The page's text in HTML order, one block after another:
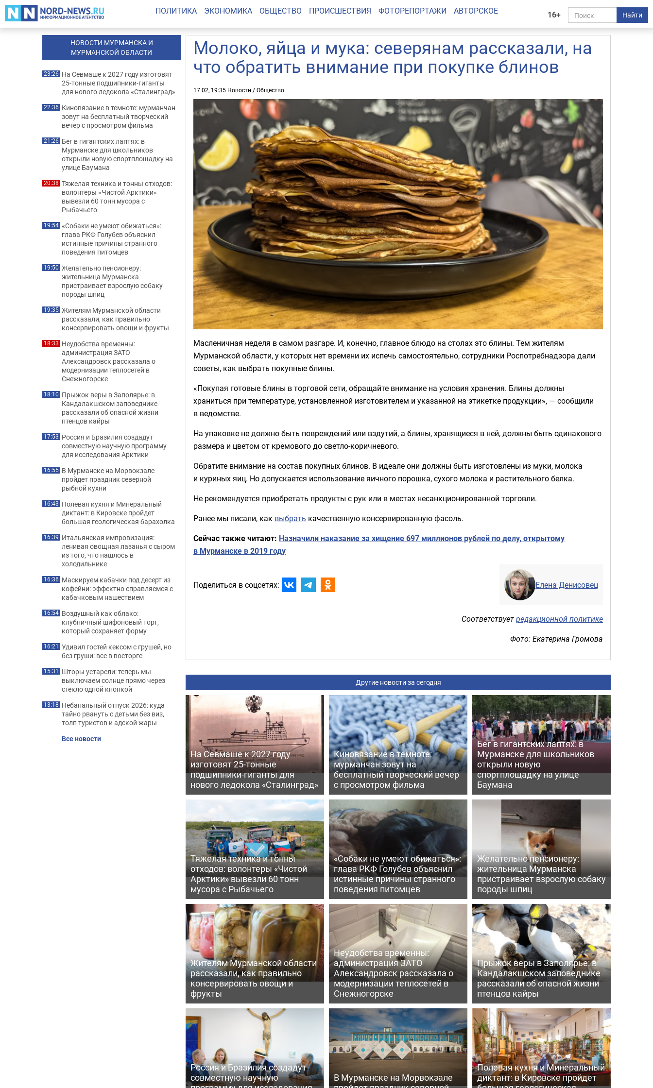
16+ Найти
ПОЛИТИКА ЭКОНОМИКА ОБЩЕСТВО ПРОИСШЕСТВИЯ ФОТОРЕПОРТАЖИ АВТОРСКОЕ
Молоко, яйца и мука: северянам рассказали, на
что обратить внимание при покупке блинов
17.02, 19:35 Новости /Общество
Масленичная неделя в самом разгаре. И, конечно, главное блюдо на столах это блины. Тем жителям
Мурманской области, у которых нет времени их испечь самостоятельно, сотрудники Роспотребнадзора дали
советы, как выбрать покупные блины.
«Покупая готовые блины в торговой сети, обращайте внимание на условия хранения. Блины должны
храниться при температуре, установленной изготовителем и указанной на этикетке продукции», — сообщили
в ведомстве.
На упаковке не должно быть повреждений или вздутий, а блины, хранящиеся в ней, должны быть одинакового
размера и цветом от кремового до светло-коричневого.
Обратите внимание на состав покупных блинов. В идеале они должны быть изготовлены из муки, молока
и куриных яиц. Но допускается использование яичного порошка, сухого молока и растительного белка.
Не рекомендуется приобретать продукты с рук или в местах несанкционированной торговли.
Ранее мы писали, как выбрать качественную консервированную фасоль.
Сейчас также читают: Назначили наказание за хищение 697 миллионов рублей по делу, открытому
в Мурманске в 2019 году
Поделиться в соцсетях: Елена Денисовец
Соответствуетредакционной политике
Фото: Екатерина Громова
Другие новости за сегодня
На Севмаше к 2027 году
изготовят 25-тонные
подшипники-гиганты для
нового ледокола «Сталинград»
Киновязание в темноте:
мурманчан зовут на
бесплатный творческий вечер
с просмотром фильма
Бег в гигантских лаптях: в
Мурманске для школьников
открыли новую
спортплощадку на улице
Баумана
Тяжелая техника и тонны
отходов: волонтеры «Чистой
Арктики» вывезли 60 тонн
мусора с Рыбачьего
«Собаки не умеют обижаться»:
глава РКФ Голубев объяснил
истинные причины странного
поведения питомцев
Желательно пенсионеру:
жительница Мурманска
пристраивает взрослую собаку
породы шпиц
Жителям Мурманской области
рассказали, как правильно
консервировать овощи и
фрукты
Неудобства временны:
администрация ЗАТО
Александровск рассказала о
модернизации теплосетей в
Снежногорске
Прыжок веры в Заполярье: в
Кандалакшском заповеднике
рассказали об опасной жизни
птенцов кайры
Россия и Бразилия создадут
совместную научную
В Мурманске на Морвокзале
Полевая кухня и Минеральный
диктант: в Кировске пройдет
НОВОСТИ МУРМАНСКА И
МУРМАНСКОЙ ОБЛАСТИ
23:26 На Севмаше к 2027 году изготовят
25-тонные подшипники-гиганты
для нового ледокола «Сталинград»
22:36 Киновязание в темноте: мурманчан
зовут на бесплатный творческий
вечер с просмотром фильма
21:26 Бег в гигантских лаптях: в
Мурманске для школьников
открыли новую спортплощадку на
улице Баумана
20:38 Тяжелая техника и тонны отходов:
волонтеры «Чистой Арктики»
вывезли 60 тонн мусора с
Рыбачьего
19:54 «Собаки не умеют обижаться»:
глава РКФ Голубев объяснил
истинные причины странного
поведения питомцев
19:50 Желательно пенсионеру:
жительница Мурманска
пристраивает взрослую собаку
породы шпиц
19:35 Жителям Мурманской области
рассказали, как правильно
консервировать овощи и фрукты
18:33 Неудобства временны:
администрация ЗАТО
Александровск рассказала о
модернизации теплосетей в
Снежногорске
18:10 Прыжок веры в Заполярье: в
Кандалакшском заповеднике
рассказали об опасной жизни
птенцов кайры
17:53 Россия и Бразилия создадут
совместную научную программу
для исследования Арктики
16:55 В Мурманске на Морвокзале
пройдет праздник северной
рыбной кухни
16:43 Полевая кухня и Минеральный
диктант: в Кировске пройдет
большая геологическая барахолка
16:39 Итальянская импровизация:
ленивая овощная лазанья с сыром
из того, что нашлось в
холодильнике
16:36 Маскируем кабачки под десерт из
кофейни: эффектно справляемся с
кабачковым нашествием
16:54 Воздушный как облако:
клубничный шифоновый торт,
который сохраняет форму
16:21 Удивил гостей кексом с грушей, но
без груши: все в восторге
15:31 Шторы устарели: теперь мы
выключаем солнце прямо через
стекло одной кнопкой
13:18 Небанальный отпуск 2026: куда
тайно рвануть с детьми без виз,
толп туристов и адской жары
Все новости